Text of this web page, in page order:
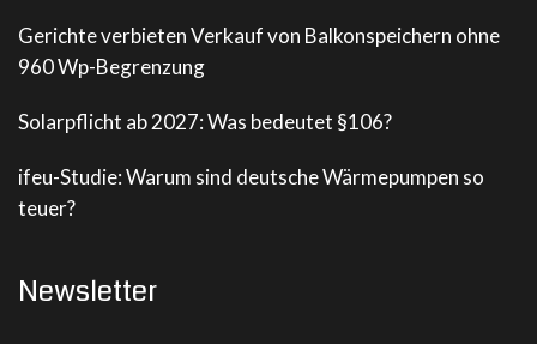
Gerichte verbieten Verkauf von Balkonspeichern ohne
960 Wp-Begrenzung
Solarpflicht ab 2027: Was bedeutet §106?
ifeu-Studie: Warum sind deutsche Wärmepumpen so
teuer?
Newsletter